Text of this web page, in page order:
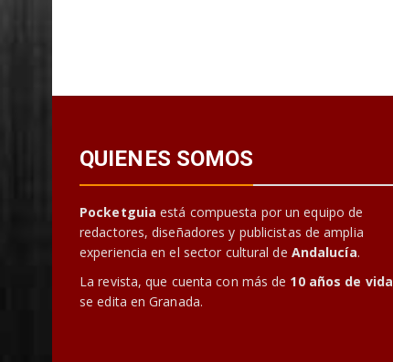
QUIENES SOMOS
Pocketguia está compuesta por un equipo de
redactores, diseñadores y publicistas de amplia
experiencia en el sector cultural de Andalucía.
La revista, que cuenta con más de 10 años de vida
se edita en Granada.